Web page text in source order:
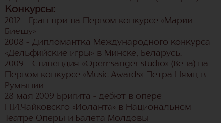
Конкурсы:
2012 – Гран-при на Первом конкурсе «Марии
Биешу»
2008 – Дипломантка Международного конкурса
«Дельфийские игры» в Минске, Беларусь.
2009 – Стипендия «Opernsänger studio» (Вена) на
Первом конкурсе «Music Awards» Петра Нямц в
Румынии
28 мая 2009 Бригита - дебют в опере
П.И.Чайковскго «Иоланта» в Национальном
Театре Оперы и Балета Молдовы